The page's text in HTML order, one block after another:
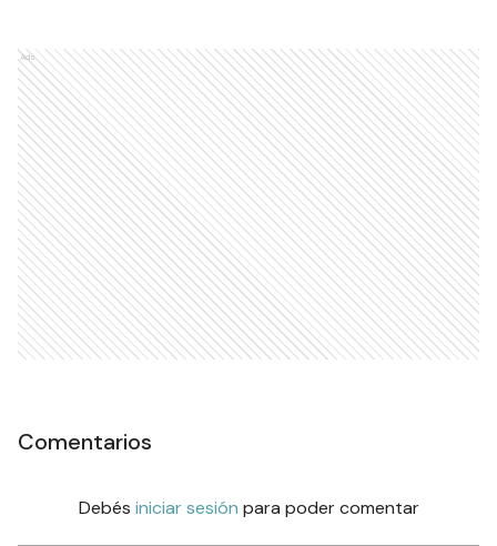
Ads
Comentarios
Debés iniciar sesión para poder comentar